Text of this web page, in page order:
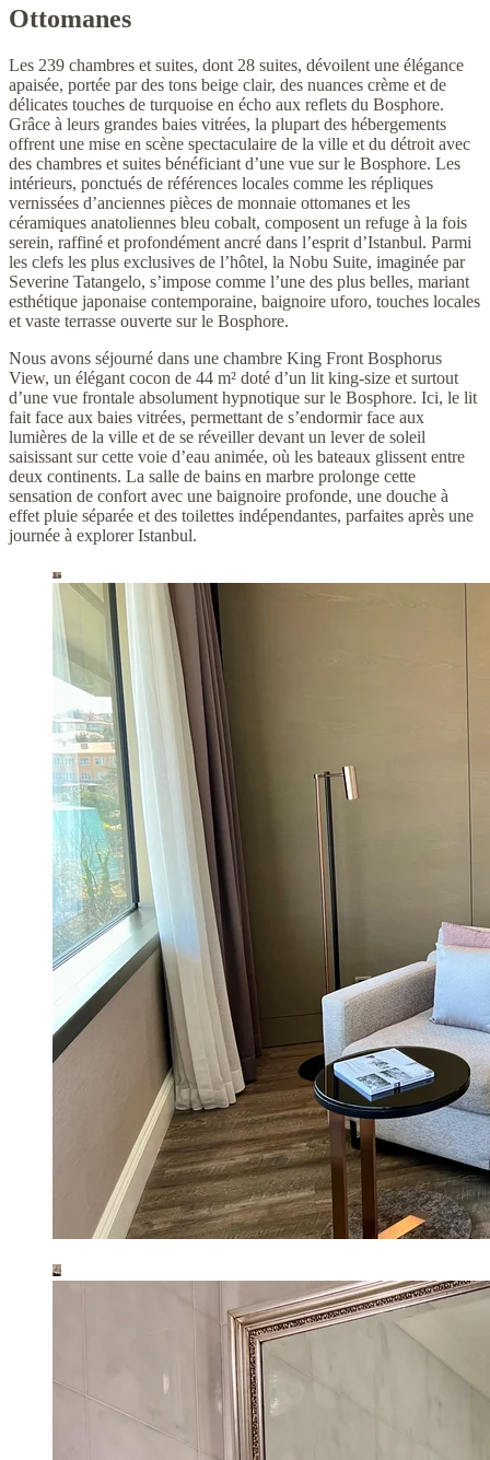
Ottomanes
Les 239 chambres et suites, dont 28 suites, dévoilent une élégance
apaisée, portée par des tons beige clair, des nuances crème et de
délicates touches de turquoise en écho aux reflets du Bosphore.
Grâce à leurs grandes baies vitrées, la plupart des hébergements
offrent une mise en scène spectaculaire de la ville et du détroit avec
des chambres et suites bénéficiant d’une vue sur le Bosphore. Les
intérieurs, ponctués de références locales comme les répliques
vernissées d’anciennes pièces de monnaie ottomanes et les
céramiques anatoliennes bleu cobalt, composent un refuge à la fois
serein, raffiné et profondément ancré dans l’esprit d’Istanbul. Parmi
les clefs les plus exclusives de l’hôtel, la Nobu Suite, imaginée par
Severine Tatangelo, s’impose comme l’une des plus belles, mariant
esthétique japonaise contemporaine, baignoire uforo, touches locales
et vaste terrasse ouverte sur le Bosphore.
Nous avons séjourné dans une chambre King Front Bosphorus
View, un élégant cocon de 44 m² doté d’un lit king-size et surtout
d’une vue frontale absolument hypnotique sur le Bosphore. Ici, le lit
fait face aux baies vitrées, permettant de s’endormir face aux
lumières de la ville et de se réveiller devant un lever de soleil
saisissant sur cette voie d’eau animée, où les bateaux glissent entre
deux continents. La salle de bains en marbre prolonge cette
sensation de confort avec une baignoire profonde, une douche à
effet pluie séparée et des toilettes indépendantes, parfaites après une
journée à explorer Istanbul.